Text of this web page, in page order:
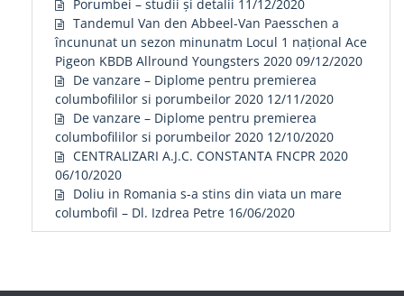
Porumbei – studii și detalii 11/12/2020
Tandemul Van den Abbeel-Van Paesschen a
încununat un sezon minunatm Locul 1 național Ace
Pigeon KBDB Allround Youngsters 2020 09/12/2020
De vanzare – Diplome pentru premierea
columbofililor si porumbeilor 2020 12/11/2020
De vanzare – Diplome pentru premierea
columbofililor si porumbeilor 2020 12/10/2020
CENTRALIZARI A.J.C. CONSTANTA FNCPR 2020
06/10/2020
Doliu in Romania s-a stins din viata un mare
columbofil – Dl. Izdrea Petre 16/06/2020